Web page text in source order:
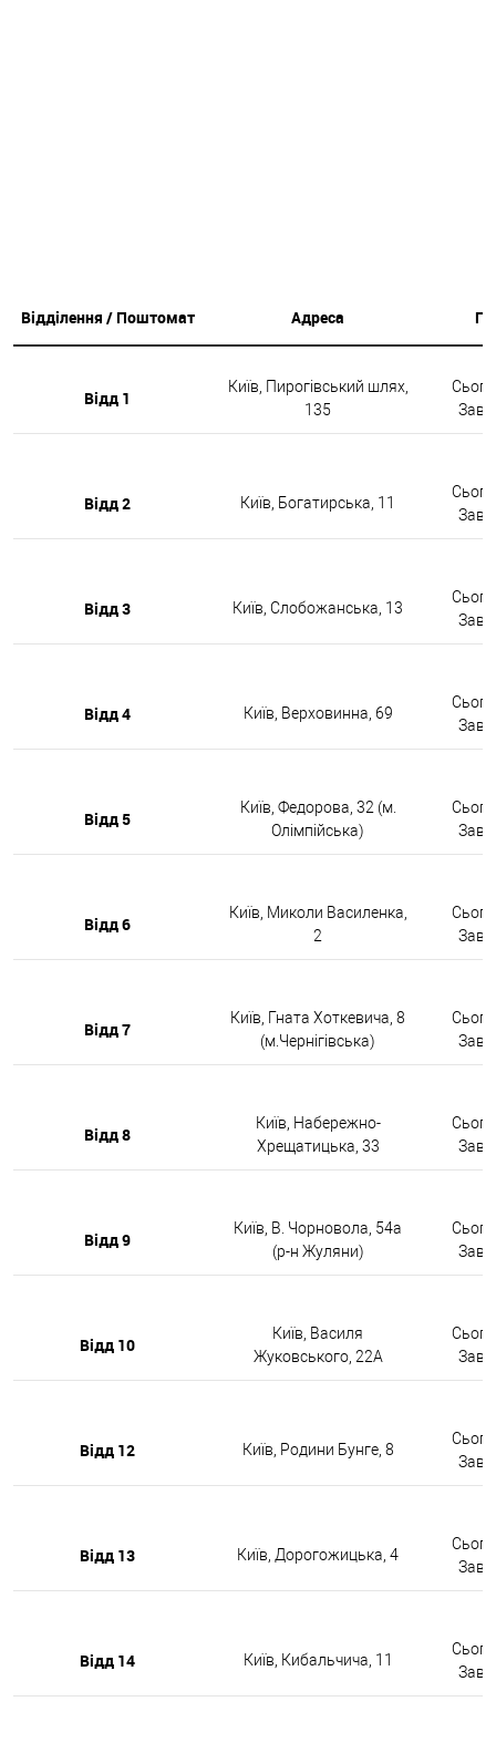
Відділення / Поштомат Адреса
Відд 1
Київ, Пирогівський шлях,
135
Відд 2 Київ, Богатирська, 11
Відд 3 Київ, Слобожанська, 13
Відд 4 Київ, Верховинна, 69
Відд 5
Київ, Федорова, 32 (м.
Олімпійська)
Відд 6
Київ, Миколи Василенка,
2
Відд 7
Київ, Гната Хоткевича, 8
(м.Чернігівська)
Відд 8
Київ, Набережно-
Хрещатицька, 33
Відд 9
Київ, В. Чорновола, 54а
(р-н Жуляни)
Відд 10
Київ, Василя
Жуковського, 22А
Відд 12 Київ, Родини Бунге, 8
Відд 13 Київ, Дорогожицька, 4
Відд 14 Київ, Кибальчича, 11